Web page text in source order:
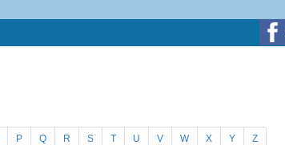
P Q R S T U V W X Y Z